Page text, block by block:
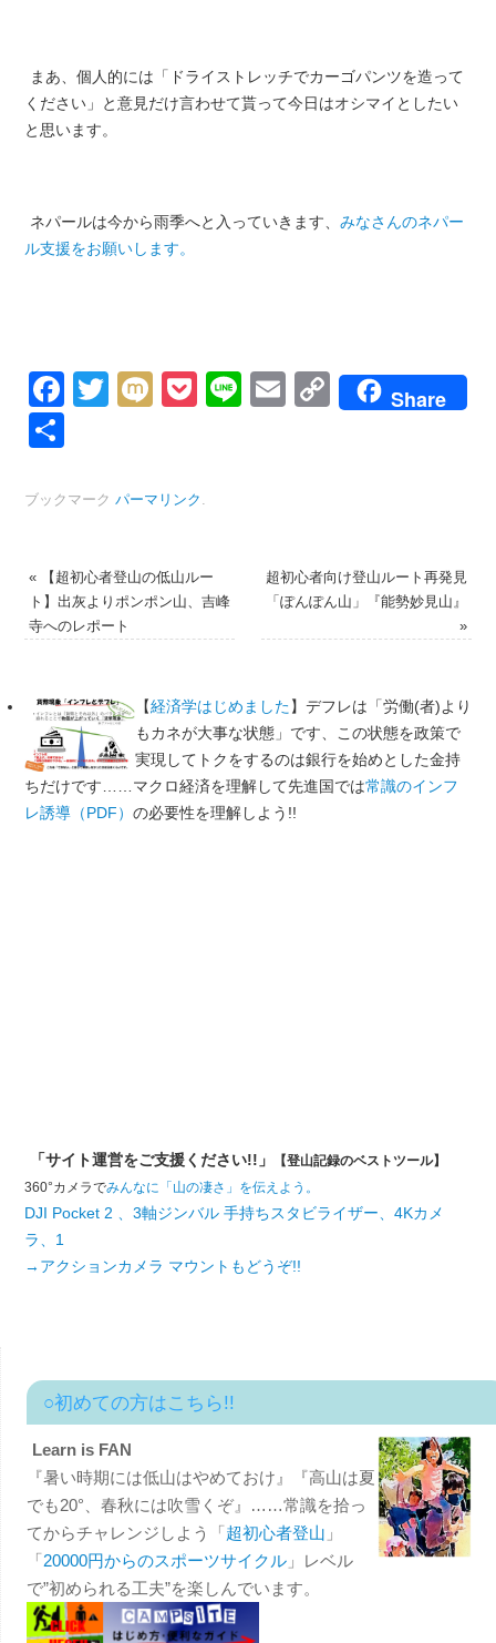
まあ、個人的には「ドライストレッチでカーゴパンツを造って
ください」と意見だけ言わせて貰って今日はオシマイとしたい
と思います。
ネパールは今から雨季へと入っていきます、 みなさんのネパー
ル支援をお願いします。
Facebook
Twitter
MixiPocket
LineEmailCopyShare
ブックマーク パーマリンク
«【超初心者登山の低山ルー
ト】出灰よりポンポン山、吉峰
寺へのレポート
超初心者向け登山ルート再発見
「ぽんぽん山」『能勢妙見山』
»
【経済学はじめました】デフレは「労働(者)より
もカネが大事な状態」です、この状態を政策で
実現してトクをするのは銀行を始めとした金持
ちだけです……マクロ経済を理解して先進国では常識のインフ
レ誘導（PDF） の必要性を理解しよう!!
「サイト運営をご支援ください!!」
【登山記録のベストツール】
360°カメラでみんなに「山の凄さ」を伝えよう。
DJI Pocket 2 、3軸ジンバル 手持ちスタビライザー、4Kカメ
ラ、1
→アクションカメラ マウントもどうぞ!!
○初めての方はこちら!!
Learn is FAN
『暑い時期には低山はやめておけ』『高山は夏
でも20°、春秋には吹雪くぞ』……常識を拾っ
てからチャレンジしよう「超初心者登山 」
「20000円からのスポーツサイクル」レベル
で”初められる工夫”を楽しんでいます。